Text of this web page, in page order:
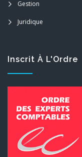
Gestion
Juridique
Inscrit À L'Ordre